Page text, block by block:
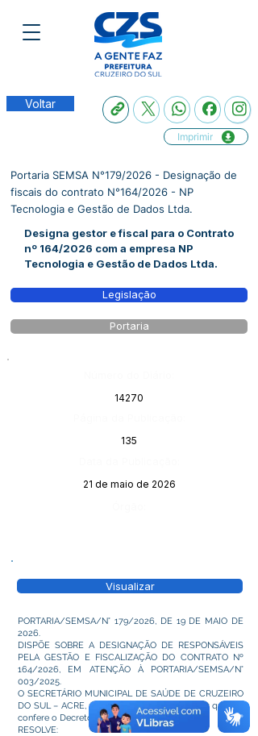
Voltar
Imprimir
Portaria SEMSA N°179/2026 - Designação de
fiscais do contrato N°164/2026 - NP
Tecnologia e Gestão de Dados Ltda.
Designa gestor e fiscal para o Contrato
nº 164/2026 com a empresa NP
Tecnologia e Gestão de Dados Ltda.
Legislação
Portaria
14270
135
21 de maio de 2026
Visualizar
PORTARIA/SEMSA/N° 179/2026, DE 19 DE MAIO DE
2026.
DISPÕE SOBRE A DESIGNAÇÃO DE RESPONSÁVEIS
PELA GESTÃO E FISCALIZAÇÃO DO CONTRATO Nº
164/2026, EM ATENÇÃO À PORTARIA/SEMSA/N°
003/2025.
O SECRETÁRIO MUNICIPAL DE SAÚDE DE CRUZEIRO
DO SUL – ACRE, no uso das atribuições legais que lhe
confere o Decreto n° 171/2026.
RESOLVE: